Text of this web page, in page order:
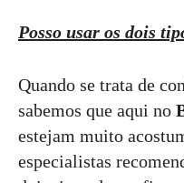
Posso usar os dois
Quando se trata de
sabemos que aqui no
estejam muito
especialistas